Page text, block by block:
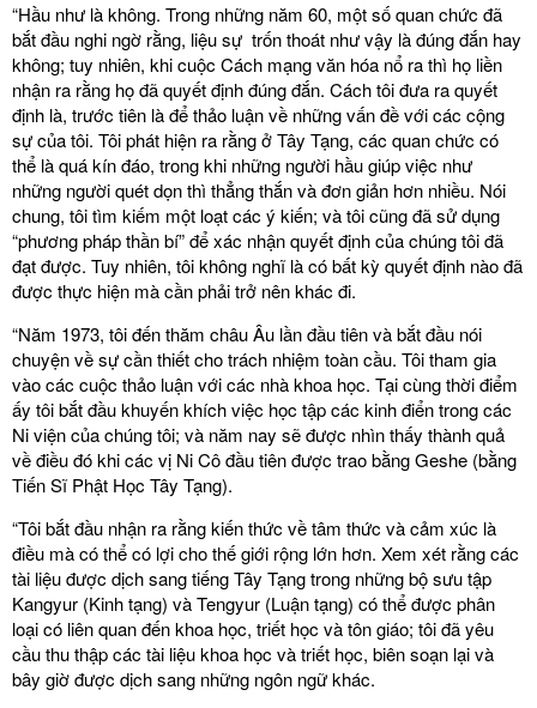
“Hầu như là không. Trong những năm 60, một số quan chức đã
bắt đầu nghi ngờ rằng, liệu sự trốn thoát như vậy là đúng đắn hay
không; tuy nhiên, khi cuộc Cách mạng văn hóa nổ ra thì họ liền
nhận ra rằng họ đã quyết định đúng đắn. Cách tôi đưa ra quyết
định là, trước tiên là để thảo luận về những vấn đề với các cộng
sự của tôi. Tôi phát hiện ra rằng ở Tây Tạng, các quan chức có
thể là quá kín đáo, trong khi những người hầu giúp việc như
những người quét dọn thì thẳng thắn và đơn giản hơn nhiều. Nói
chung, tôi tìm kiếm một loạt các ý kiến; và tôi cũng đã sử dụng
“phương pháp thần bí” để xác nhận quyết định của chúng tôi đã
đạt được. Tuy nhiên, tôi không nghĩ là có bất kỳ quyết định nào đã
được thực hiện mà cần phải trở nên khác đi.
“Năm 1973, tôi đến thăm châu Âu lần đầu tiên và bắt đầu nói
chuyện về sự cần thiết cho trách nhiệm toàn cầu. Tôi tham gia
vào các cuộc thảo luận với các nhà khoa học. Tại cùng thời điểm
ấy tôi bắt đầu khuyến khích việc học tập các kinh điển trong các
Ni viện của chúng tôi; và năm nay sẽ được nhìn thấy thành quả
về điều đó khi các vị Ni Cô đầu tiên được trao bằng Geshe (bằng
Tiến Sĩ Phật Học Tây Tạng).
“Tôi bắt đầu nhận ra rằng kiến thức về tâm thức và cảm xúc là
điều mà có thể có lợi cho thế giới rộng lớn hơn. Xem xét rằng các
tài liệu được dịch sang tiếng Tây Tạng trong những bộ sưu tập
Kangyur (Kinh tạng) và Tengyur (Luận tạng) có thể được phân
loại có liên quan đến khoa học, triết học và tôn giáo; tôi đã yêu
cầu thu thập các tài liệu khoa học và triết học, biên soạn lại và
bây giờ được dịch sang những ngôn ngữ khác.